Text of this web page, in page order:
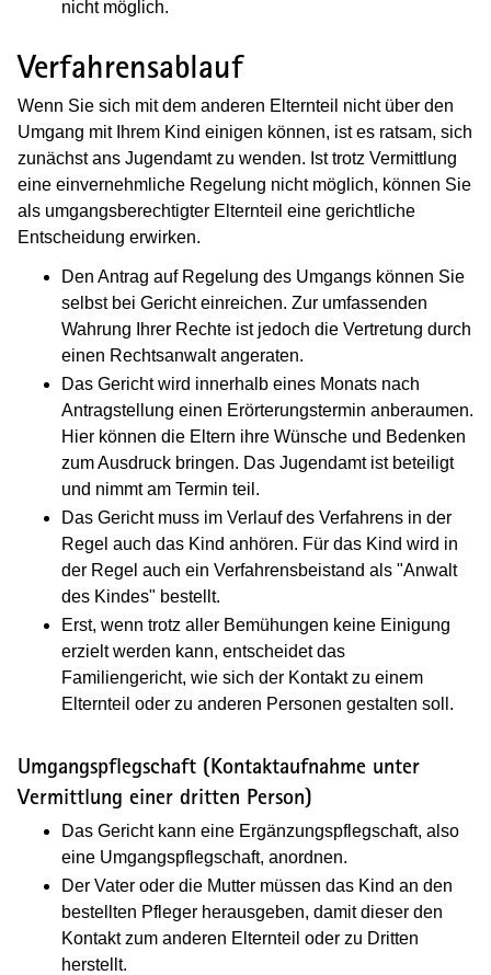
nicht möglich.
Verfahrensablauf
Wenn Sie sich mit dem anderen Elternteil nicht über den
Umgang mit Ihrem Kind einigen können, ist es ratsam, sich
zunächst ans Jugendamt zu wenden. Ist trotz Vermittlung
eine einvernehmliche Regelung nicht möglich, können Sie
als umgangsberechtigter Elternteil eine gerichtliche
Entscheidung erwirken.
Den Antrag auf Regelung des Umgangs können Sie
selbst bei Gericht einreichen. Zur umfassenden
Wahrung Ihrer Rechte ist jedoch die Vertretung durch
einen Rechtsanwalt angeraten.
Das Gericht wird innerhalb eines Monats nach
Antragstellung einen Erörterungstermin anberaumen.
Hier können die Eltern ihre Wünsche und Bedenken
zum Ausdruck bringen. Das Jugendamt ist beteiligt
und nimmt am Termin teil.
Das Gericht muss im Verlauf des Verfahrens in der
Regel auch das Kind anhören. Für das Kind wird in
der Regel auch ein Verfahrensbeistand als "Anwalt
des Kindes" bestellt.
Erst, wenn trotz aller Bemühungen keine Einigung
erzielt werden kann, entscheidet das
Familiengericht, wie sich der Kontakt zu einem
Elternteil oder zu anderen Personen gestalten soll.
Umgangspflegschaft (Kontaktaufnahme unter
Vermittlung einer dritten Person)
Das Gericht kann eine Ergänzungspflegschaft, also
eine Umgangspflegschaft, anordnen.
Der Vater oder die Mutter müssen das Kind an den
bestellten Pfleger herausgeben, damit dieser den
Kontakt zum anderen Elternteil oder zu Dritten
herstellt.